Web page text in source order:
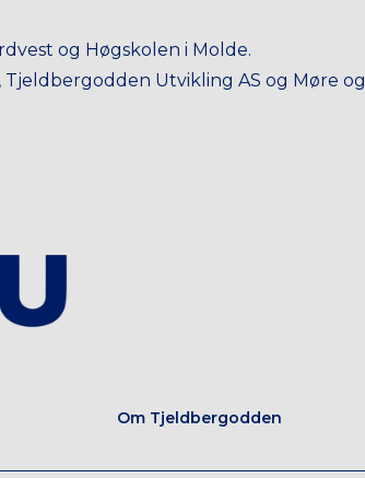
og Høgskolen i Molde.
Utvikling AS og Møre og
Om Tjeldbergodden